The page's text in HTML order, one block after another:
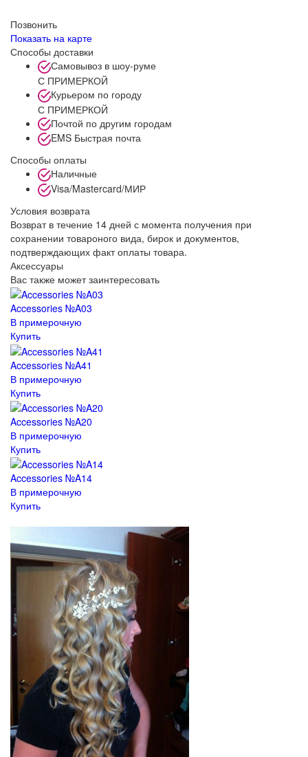
Позвонить
Показать на карте
Способы доставки
Самовывоз в шоу-руме
С ПРИМЕРКОЙ
Курьером по городу
С ПРИМЕРКОЙ
Почтой по другим городам
EMS Быстрая почта
Способы оплаты
Наличные
Visa/Mastercard/МИР
Условия возврата
Возврат в течение 14 дней с момента получения при
сохранении товароного вида, бирок и документов,
подтверждающих факт оплаты товара.
Аксессуары
Вас также может заинтересовать
Accessories №A03
В примерочную
Купить
Accessories №A41
В примерочную
Купить
Accessories №A20
В примерочную
Купить
Accessories №A14
В примерочную
Купить